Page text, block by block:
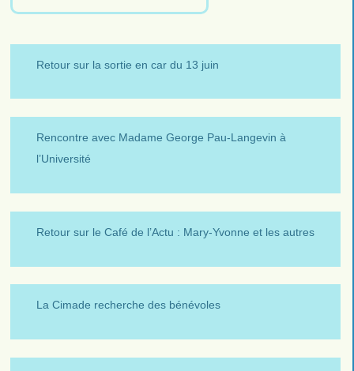
Retour sur la sortie en car du 13 juin
Rencontre avec Madame George Pau-Langevin à
l’Université
Retour sur le Café de l’Actu : Mary-Yvonne et les autres
La Cimade recherche des bénévoles